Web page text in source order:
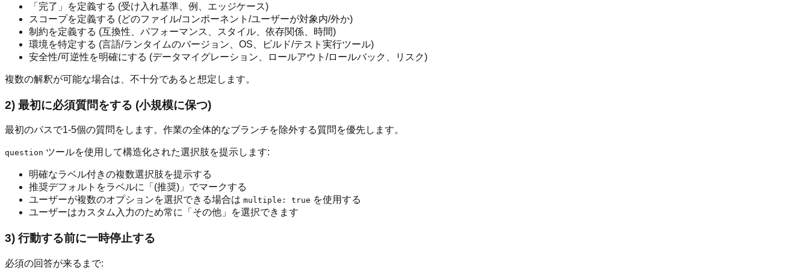
「完了」を定義する (受け入れ基準、例、エッジケース)
スコープを定義する (どのファイル/コンポーネント/ユーザーが対象内/外か)
制約を定義する (互換性、パフォーマンス、スタイル、依存関係、時間)
環境を特定する (言語/ランタイムのバージョン、OS、ビルド/テスト実行ツール)
安全性/可逆性を明確にする (データマイグレーション、ロールアウト/ロールバック、リスク)
複数の解釈が可能な場合は、不十分であると想定します。
2) 最初に必須質問をする (小規模に保つ)
最初のパスで1-5個の質問をします。作業の全体的なブランチを除外する質問を優先します。
question ツールを使用して構造化された選択肢を提示します:
明確なラベル付きの複数選択肢を提示する
推奨デフォルトをラベルに「(推奨)」でマークする
ユーザーが複数のオプションを選択できる場合は multiple: true を使用する
ユーザーはカスタム入力のため常に「その他」を選択できます
3) 行動する前に一時停止する
必須の回答が来るまで: